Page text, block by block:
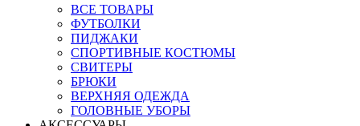
ВСЕ ТОВАРЫ
ФУТБОЛКИ
ПИДЖАКИ
СПОРТИВНЫЕ КОСТЮМЫ
СВИТЕРЫ
БРЮКИ
ВЕРХНЯЯ ОДЕЖДА
ГОЛОВНЫЕ УБОРЫ